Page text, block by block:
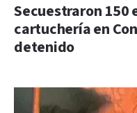
Secuestraron 150
cartuchería en
detenido